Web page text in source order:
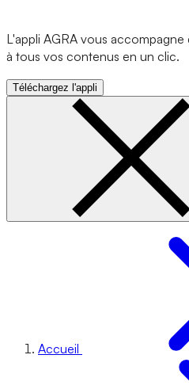
L'appli AGRA vous
à tous vos contenus en un clic.
Téléchargez l'appli
Accueil